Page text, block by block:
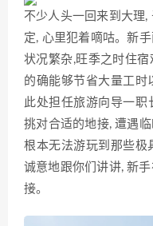
不少人头一回来到大理
定, 心里犯着嘀咕。新
状况繁杂,旺季之时住
的确能够节省大量工时
此处担任旅游向导一职
挑对合适的地接, 遭遇
根本无法游玩到那些极
诚意地跟你们讲讲, 新
接。